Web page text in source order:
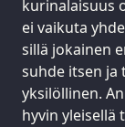
kurinalaisuus
ei vaikuta
sillä jokainen
suhde itsen ja
yksilöllinen.
hyvin yleisellä